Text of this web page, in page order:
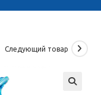
Следующий товар